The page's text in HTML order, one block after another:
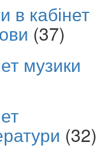
в кабінет
(37)
музики
(32)